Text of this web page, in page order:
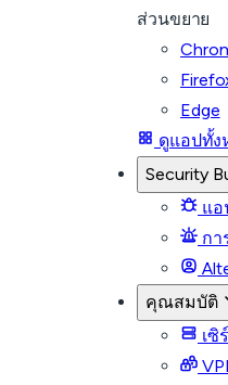
ส่วนขยาย
Edge
ดูแอปทั้ง
Security
แอ
กา
คุณสมบัติ
เซิ